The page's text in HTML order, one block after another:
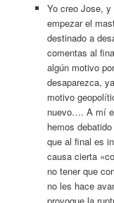
Yo creo Jose, y
empezar el
destinado a
comentas al
algún motivo
desaparezca,
motivo
nuevo…. A mí
hemos
que al final es
causa cierta
no tener que
no les hace